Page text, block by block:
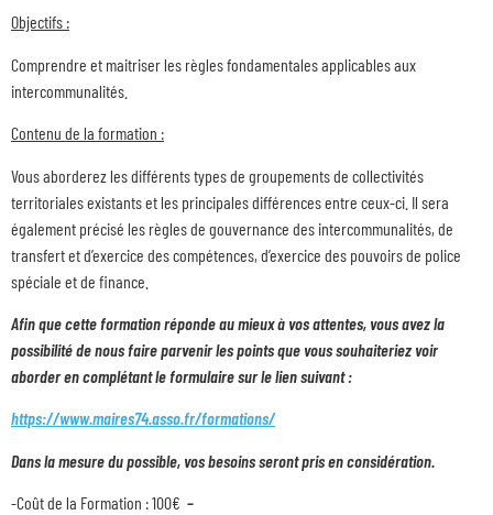
Objectifs :
Comprendre et maitriser les règles fondamentales applicables aux
intercommunalités.
Contenu de la formation :
Vous aborderez les différents types de groupements de collectivités
territoriales existants et les principales différences entre ceux-ci. Il sera
également précisé les règles de gouvernance des intercommunalités, de
transfert et d’exercice des compétences, d’exercice des pouvoirs de police
spéciale et de finance.
Afin que cette formation réponde au mieux à vos attentes, vous avez la
possibilité de nous faire parvenir les points que vous souhaiteriez voir
aborder en complétant le formulaire sur le lien suivant :
https://www.maires74.asso.fr/formations/
Dans la mesure du possible, vos besoins seront pris en considération.
-Coût de la Formation : 100€ –